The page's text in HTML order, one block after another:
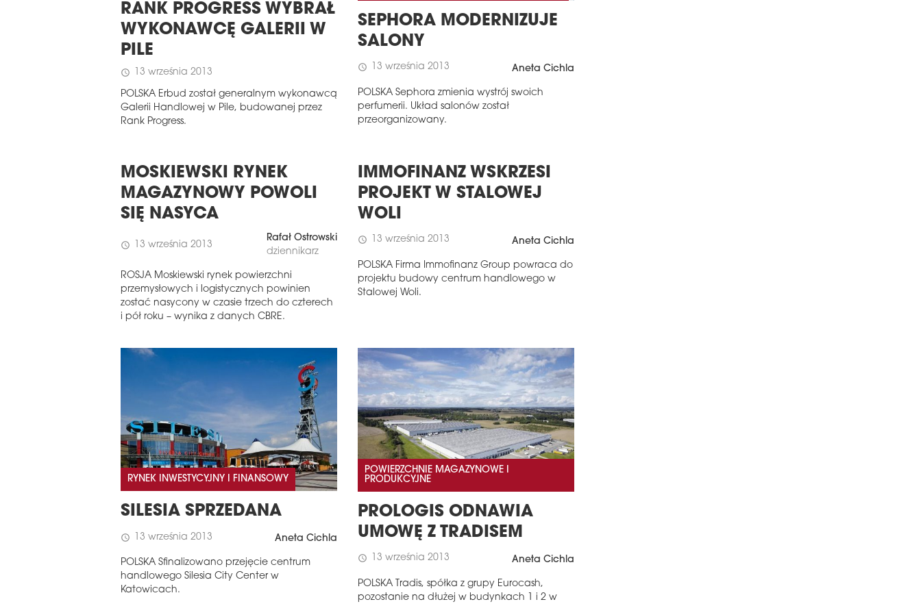
RANK PROGRESS WYBRAŁ
WYKONAWCĘ GALERII W
PILE
schedule 13 września 2013
POLSKA Erbud został generalnym wykonawcą
Galerii Handlowej w Pile, budowanej przez
Rank Progress.
SEPHORA MODERNIZUJE
SALONY
schedule 13 września 2013 Aneta Cichla
POLSKA Sephora zmienia wystrój swoich
perfumerii. Układ salonów został
przeorganizowany.
MOSKIEWSKI RYNEK
MAGAZYNOWY POWOLI
SIĘ NASYCA
schedule 13 września 2013
Rafał Ostrowski
dziennikarz
ROSJA Moskiewski rynek powierzchni
przemysłowych i logistycznych powinien
zostać nasycony w czasie trzech do czterech
i pół roku – wynika z danych CBRE.
IMMOFINANZ WSKRZESI
PROJEKT W STALOWEJ
WOLI
schedule 13 września 2013 Aneta Cichla
POLSKA Firma Immofinanz Group powraca do
projektu budowy centrum handlowego w
Stalowej Woli.
RYNEK INWESTYCYJNY I FINANSOWY
SILESIA SPRZEDANA
schedule 13 września 2013 Aneta Cichla
POLSKA Sfinalizowano przejęcie centrum
handlowego Silesia City Center w
Katowicach.
POWIERZCHNIE MAGAZYNOWE I
PRODUKCYJNE
PROLOGIS ODNAWIA
UMOWĘ Z TRADISEM
schedule 13 września 2013 Aneta Cichla
POLSKA Tradis, spółka z grupy Eurocash,
pozostanie na dłużej w budynkach 1 i 2 w